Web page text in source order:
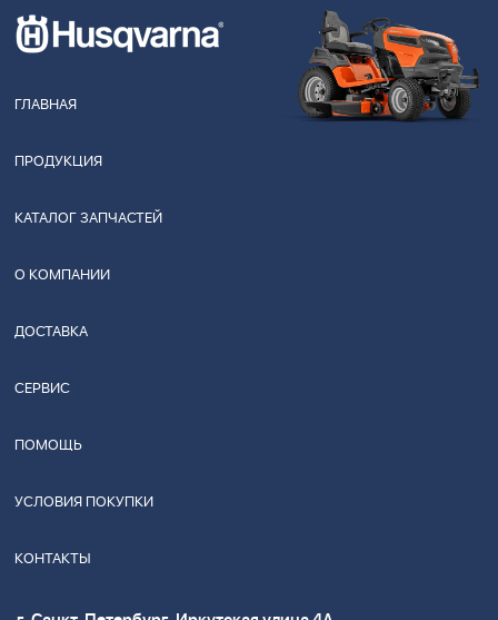
ГЛАВНАЯ
ПРОДУКЦИЯ
КАТАЛОГ ЗАПЧАСТЕЙ
О КОМПАНИИ
ДОСТАВКА
СЕРВИС
ПОМОЩЬ
УСЛОВИЯ ПОКУПКИ
КОНТАКТЫ